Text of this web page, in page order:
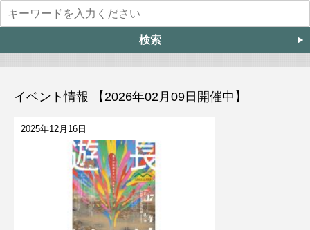
イベント情報 【2026年02月09日開催中】
2025年12月16日